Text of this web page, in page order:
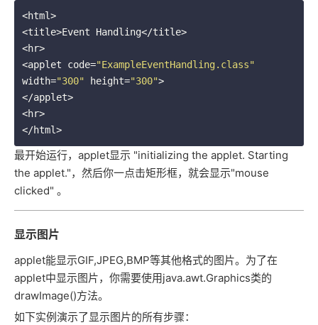
<html>
<title>Event Handling</title>
<hr>
<applet code="ExampleEventHandling.class"
width="300" height="300">
</applet>
<hr>
最开始运行，applet显示 "initializing the applet. Starting
the applet."，然后你一点击矩形框，就会显示"mouse
clicked" 。
显示图片
applet能显示GIF,JPEG,BMP等其他格式的图片。为了在
applet中显示图片，你需要使用java.awt.Graphics类的
drawImage()方法。
如下实例演示了显示图片的所有步骤：